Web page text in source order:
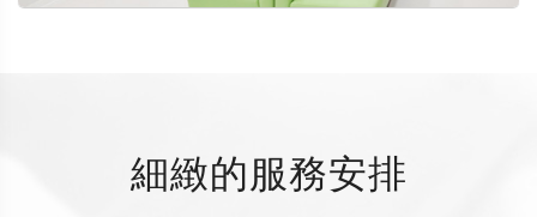
細緻的服務安排